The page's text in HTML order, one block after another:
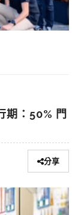
期：50% 門
分享